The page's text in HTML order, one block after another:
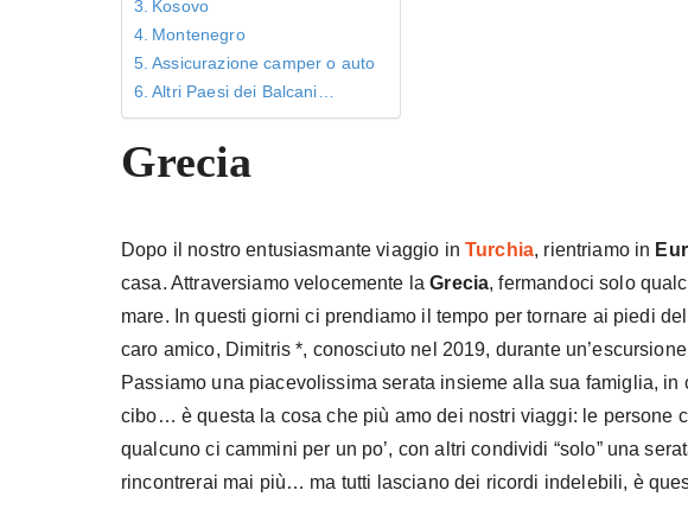
Kosovo
Montenegro
Assicurazione camper o auto
Altri Paesi dei Balcani…
Grecia
Dopo il nostro entusiasmante viaggio in Turchia, rientriamo in
casa. Attraversiamo velocemente laGrecia, fermandoci solo
mare. In questi giorni ci prendiamo il tempo per tornare ai piedi del
caro amico, Dimitris *, conosciuto nel 2019, durante
Passiamo una piacevolissima serata insieme alla sua famiglia,
cibo… è questa la cosa che più amo dei nostri viaggi: le persone
qualcuno ci cammini per un po’, con altri condividi “solo” una
rincontrerai mai più… ma tutti lasciano dei ricordi indelebili, è